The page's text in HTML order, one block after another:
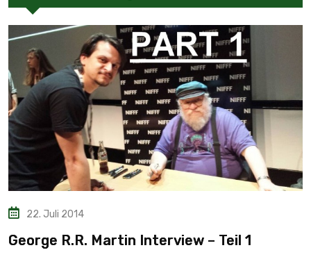
22. Juli 2014
George R.R. Martin Interview – Teil 1